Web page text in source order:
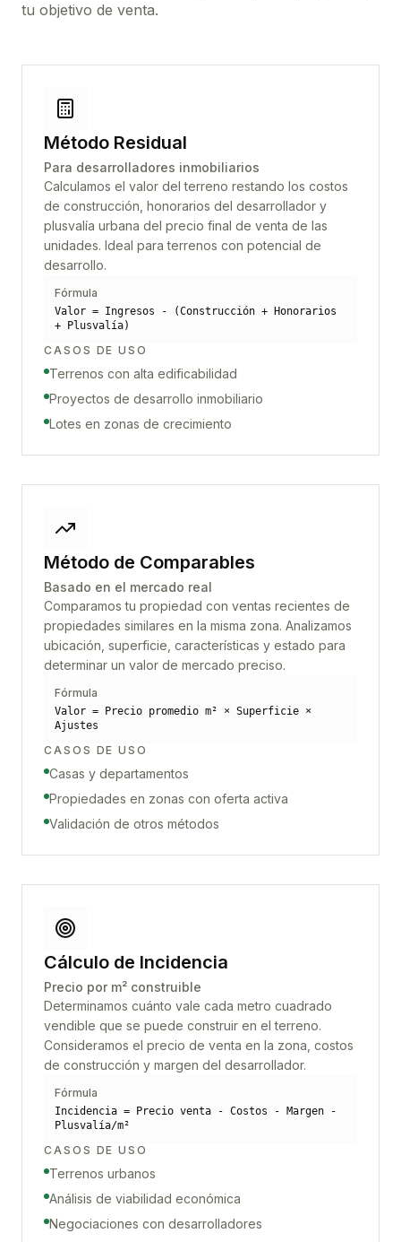
tu objetivo de venta.
Método Residual
Para desarrolladores inmobiliarios
Calculamos el valor del terreno restando los costos
de construcción, honorarios del desarrollador y
plusvalía urbana del precio final de venta de las
unidades. Ideal para terrenos con potencial de
desarrollo.
Fórmula
Valor = Ingresos - (Construcción + Honorarios
+ Plusvalía)
CASOS DE USO
Terrenos con alta edificabilidad
Proyectos de desarrollo inmobiliario
Lotes en zonas de crecimiento
Método de Comparables
Basado en el mercado real
Comparamos tu propiedad con ventas recientes de
propiedades similares en la misma zona. Analizamos
ubicación, superficie, características y estado para
determinar un valor de mercado preciso.
Fórmula
Valor = Precio promedio m² × Superficie ×
Ajustes
CASOS DE USO
Casas y departamentos
Propiedades en zonas con oferta activa
Validación de otros métodos
Cálculo de Incidencia
Precio por m² construible
Determinamos cuánto vale cada metro cuadrado
vendible que se puede construir en el terreno.
Consideramos el precio de venta en la zona, costos
de construcción y margen del desarrollador.
Fórmula
Incidencia = Precio venta - Costos - Margen -
Plusvalía/m²
CASOS DE USO
Terrenos urbanos
Análisis de viabilidad económica
Negociaciones con desarrolladores